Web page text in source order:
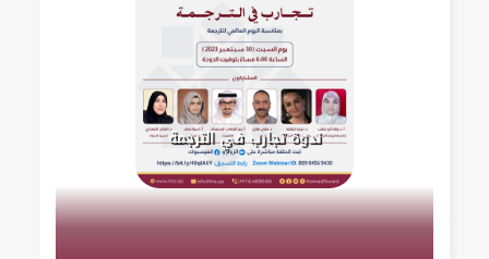
ندوة تجارب في الترجمة